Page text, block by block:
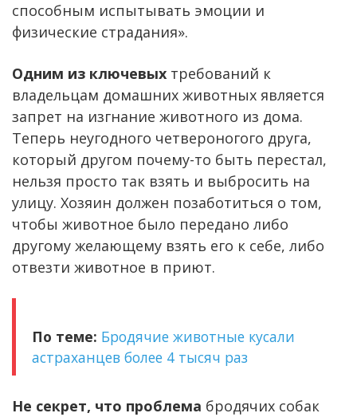
способным испытывать эмоции и
физические страдания».
Одним из ключевых требований к
владельцам домашних животных является
запрет на изгнание животного из дома.
Теперь неугодного четвероногого друга,
который другом почему-то быть перестал,
нельзя просто так взять и выбросить на
улицу. Хозяин должен позаботиться о том,
чтобы животное было передано либо
другому желающему взять его к себе, либо
отвезти животное в приют.
По теме: Бродячие животные кусали
астраханцев более 4 тысяч раз
Не секрет, что проблема бродячих собак